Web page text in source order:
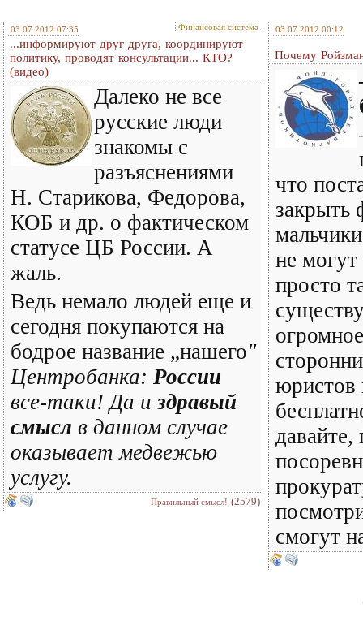
03.07.2012 07:35 Финансовая система
...информируют друг друга, координируют
политику, проводят консультации... КТО?
(видео)
Далеко не все
русские люди
знакомы с
разъяснениями
Н. Старикова, Федорова,
КОБ и др. о фактическом
статусе ЦБ России. А
жаль.
Ведь немало людей еще и
сегодня покупаются на
бодрое название „нашего"
Центробанка: России
все-таки! Да издравый
смысл в данном случае
оказывает медвежью
услугу.
Правильный смысл! (2579)
03.07.2012 00:12
Почему
что
не могут
просто
юристов
давайте,
смогут